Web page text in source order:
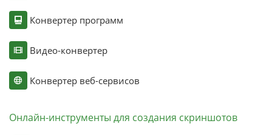
Конвертер программ
Видео-конвертер
Конвертер веб-сервисов
Онлайн-инструменты для создания скриншотов